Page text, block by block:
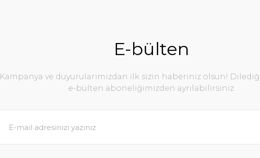
E-bülten
Kampanya ve duyurularımızdan ilk sizin haberiniz olsun!
e-bülten aboneliğimizden ayrılabilirsiniz.